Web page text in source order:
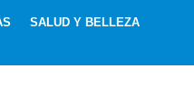
SALUD Y BELLEZA